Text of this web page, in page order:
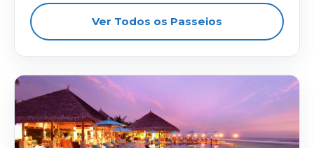
Ver Todos os Passeios